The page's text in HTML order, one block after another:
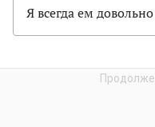
Я всегда ем